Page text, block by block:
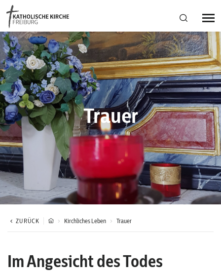
Bistumsregion Deutschfreiburg
Fachstellen
Kirchliches Leben
Kantonale Körperschaft
Aktuelles
Trauer
ZURÜCK Kirchliches Leben Trauer
Im Angesicht des Todes